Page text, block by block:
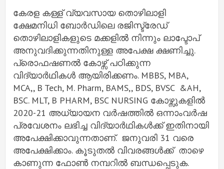
കേരള കള്ള് വ്യവസായ തൊഴിലാളി
ക്ഷേമനിധി ബോർഡിലെ രജിസ്ട്രേഡ്
തൊഴിലാളികളുടെ മക്കളിൽ നിന്നും ലാപ്ടോപ്
അനുവദിക്കുന്നതിനുള്ള അപേക്ഷ ക്ഷണിച്ചു.
പ്രൊഫഷണൽ കോഴ്സ് പഠിക്കുന്ന
വിദ്യാർഥികൾ ആയിരിക്കണം. MBBS, MBA,
MCA,, B Tech, M. Pharm, BAMS,, BDS, BVSC &AH,
BSC. MLT, B PHARM, BSC NURSING കോഴ്സുകളിൽ
2020-21 അധ്യായന വർഷത്തിൽ ഒന്നാംവർഷ
പ്രവേശനം ലഭിച്ച വിദ്യാർഥികൾക്ക് ഇതിനായി
അപേക്ഷിക്കാവുന്നതാണ്. ജനുവരി 31 വരെ
അപേക്ഷിക്കാം. കൂടുതൽ വിവരങ്ങൾക്ക് താഴെ
കാണുന്ന ഫോൺ നമ്പറിൽ ബന്ധപ്പെടുക.